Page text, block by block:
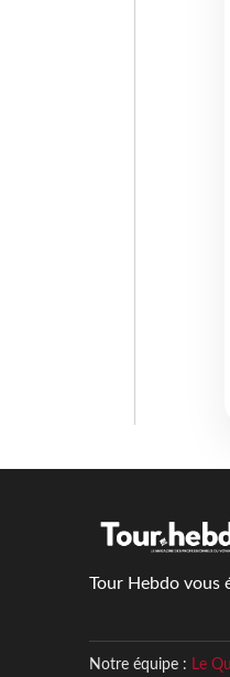
Tour Hebdo vous
Notre équipe : Le